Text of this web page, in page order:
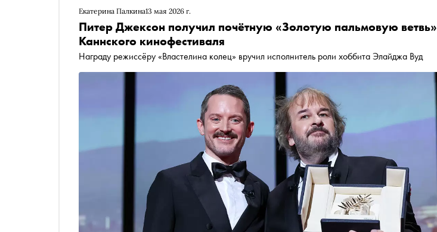
Екатерина Палкина13 мая 2026 г.
Питер Джексон получил почётную «Золотую пальмовую ветвь»
Каннского кинофестиваля
Награду режиссёру «Властелина колец» вручил исполнитель роли хоббита Элайджа Вуд